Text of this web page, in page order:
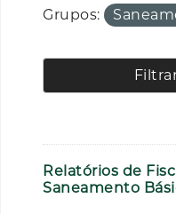
Grupos:
Relatórios de
Saneamento